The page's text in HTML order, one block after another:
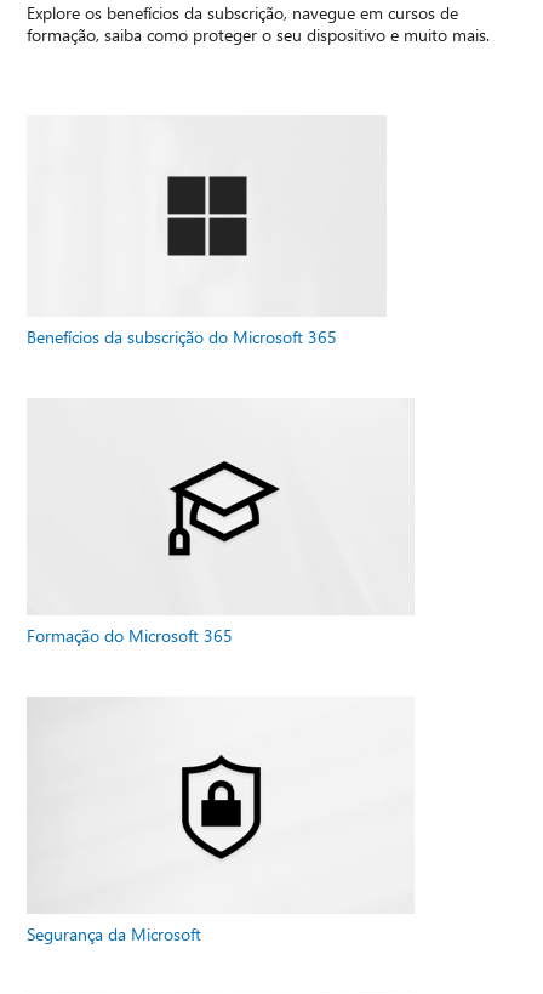
Explore os benefícios da subscrição, navegue em cursos de
formação, saiba como proteger o seu dispositivo e muito mais.
Benefícios da subscrição do Microsoft 365
Formação do Microsoft 365
Segurança da Microsoft